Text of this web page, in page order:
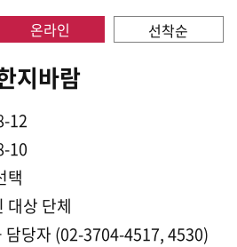
정 등
온라인 선착순
지바람
12
10
택
대상 단체
담당자 (02-3704-4517, 4530)